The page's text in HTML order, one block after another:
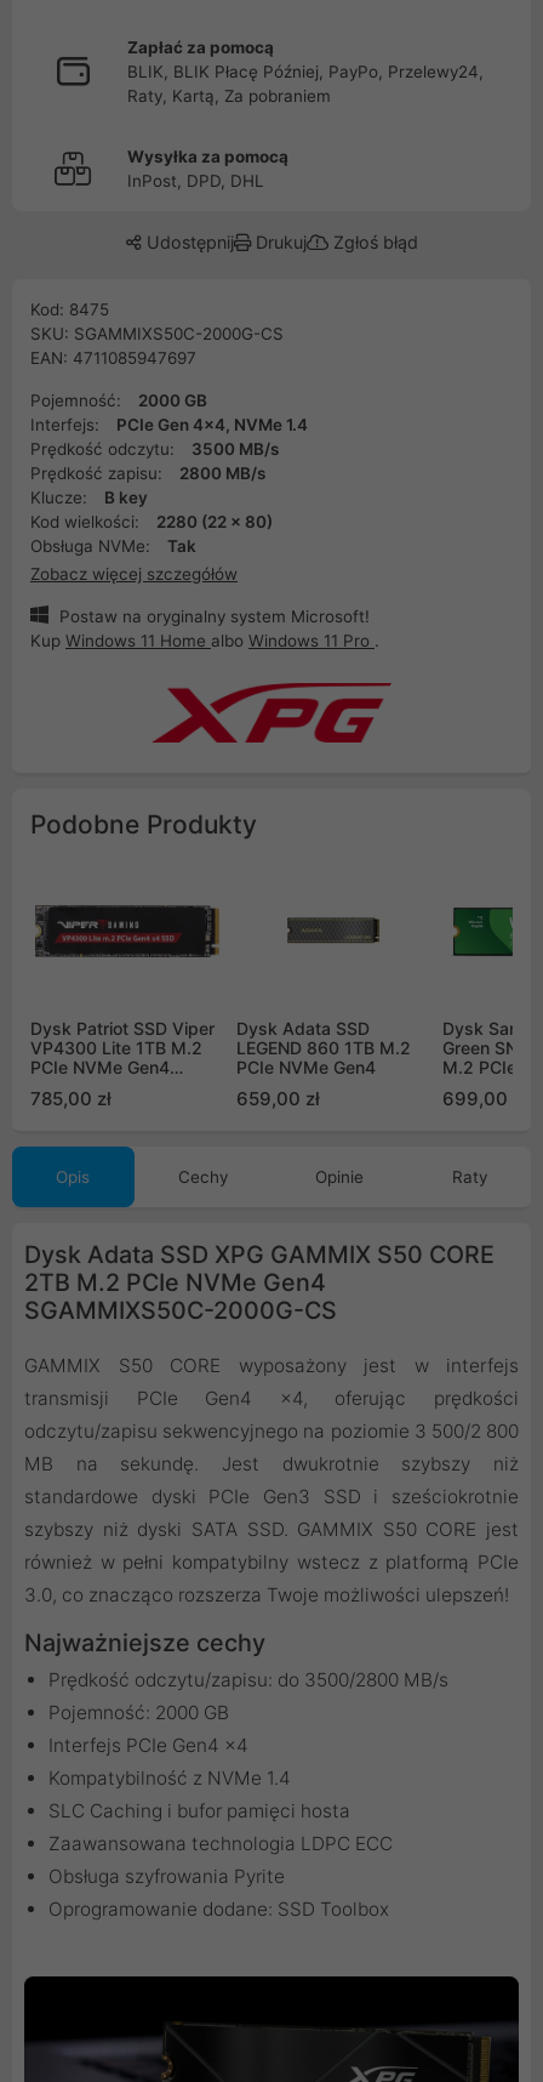
Zapłać za pomocą
BLIK, BLIK Płacę Później, PayPo, Przelewy24,
Raty, Kartą, Za pobraniem
Wysyłka za pomocą
InPost, DPD, DHL
Udostępnij Drukuj Zgłoś błąd
Kod: 8475
SKU: SGAMMIXS50C-2000G-CS
EAN: 4711085947697
Pojemność:
2000 GB
Interfejs:
PCIe Gen 4x4, NVMe 1.4
Prędkość odczytu:
3500 MB/s
Prędkość zapisu:
2800 MB/s
Klucze:
B key
Kod wielkości:
2280 (22 x 80)
Obsługa NVMe:
Tak
Zobacz więcej szczegółów
Postaw na oryginalny system Microsoft!
Kup Windows 11 Home albo Windows 11 Pro .
Podobne Produkty
Dysk Patriot SSD Viper
VP4300 Lite 1TB M.2
PCIe NVMe Gen4
VP4300L1TBM28H
785,00 zł
Dysk Adata SSD
LEGEND 860 1TB M.2
PCIe NVMe Gen4
659,00 zł
Dysk
Green
M.2 PCIe
699,00 zł
Opis Cechy Opinie Raty
Dysk Adata SSD XPG GAMMIX S50 CORE
2TB M.2 PCIe NVMe Gen4
SGAMMIXS50C-2000G-CS
GAMMIX S50 CORE wyposażony jest w interfejs
transmisji PCIe Gen4 x4, oferując prędkości
odczytu/zapisu sekwencyjnego na poziomie 3 500/2 800
MB na sekundę. Jest dwukrotnie szybszy niż
standardowe dyski PCIe Gen3 SSD i sześciokrotnie
szybszy niż dyski SATA SSD. GAMMIX S50 CORE jest
również w pełni kompatybilny wstecz z platformą PCIe
3.0, co znacząco rozszerza Twoje możliwości ulepszeń!
Najważniejsze cechy
Prędkość odczytu/zapisu: do 3500/2800 MB/s
Pojemność: 2000 GB
Interfejs PCIe Gen4 x4
Kompatybilność z NVMe 1.4
SLC Caching i bufor pamięci hosta
Zaawansowana technologia LDPC ECC
Obsługa szyfrowania Pyrite
Oprogramowanie dodane: SSD Toolbox